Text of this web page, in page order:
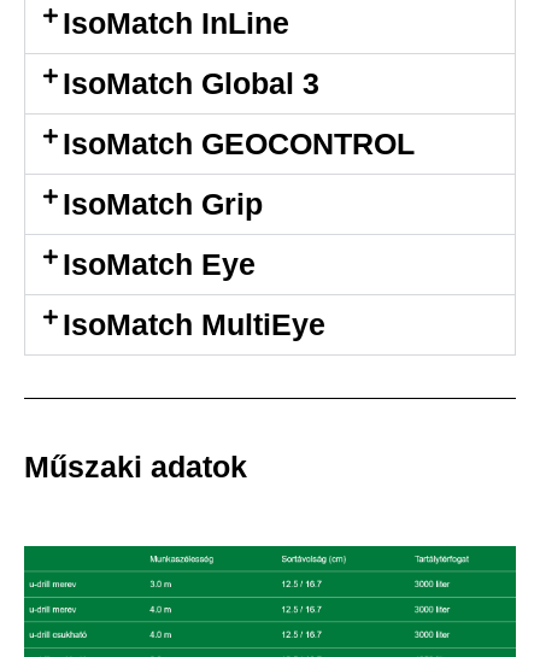
IsoMatch InLine
IsoMatch Global 3
IsoMatch GEOCONTROL
IsoMatch Grip
IsoMatch Eye
IsoMatch MultiEye
Műszaki adatok